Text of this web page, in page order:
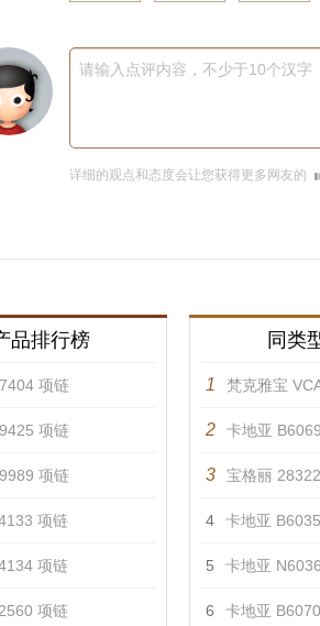
请输入点评内容，不少于10个汉字
详细的观点和态度会让您获得更多网友的
品排行榜
项链
项链
项链
项链
项链
项链
同类
1 梵克雅宝
2 卡地亚
3 宝格丽
4 卡地亚
5 卡地亚
6 卡地亚